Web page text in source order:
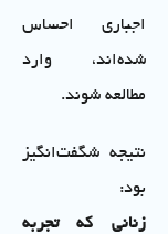
اجباری احساس
شده‌اند، وارد
مطالعه شوند.
نتیجه شگفت‌انگیز
بود:
زنانی که تجربه